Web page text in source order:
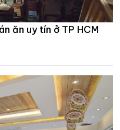
ăn uy tín ở TP HCM